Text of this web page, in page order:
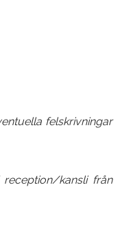
felskrivningar
kansli från